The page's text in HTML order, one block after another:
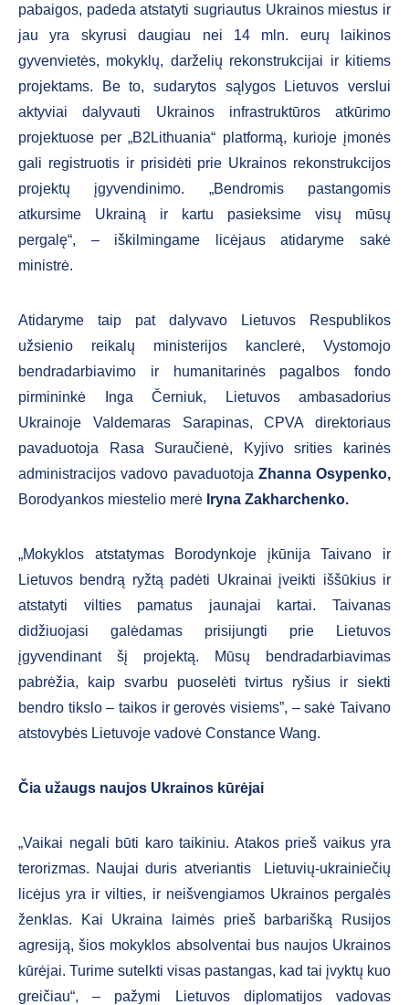
pabaigos, padeda atstatyti sugriautus Ukrainos miestus ir
jau yra skyrusi daugiau nei 14 mln. eurų laikinos
gyvenvietės, mokyklų, darželių rekonstrukcijai ir kitiems
projektams. Be to, sudarytos sąlygos Lietuvos verslui
aktyviai dalyvauti Ukrainos infrastruktūros atkūrimo
projektuose per „B2Lithuania“ platformą, kurioje įmonės
gali registruotis ir prisidėti prie Ukrainos rekonstrukcijos
projektų įgyvendinimo. „Bendromis pastangomis
atkursime Ukrainą ir kartu pasieksime visų mūsų
pergalę“, – iškilmingame licėjaus atidaryme sakė
ministrė.
Atidaryme taip pat dalyvavo Lietuvos Respublikos
užsienio reikalų ministerijos kanclerė, Vystomojo
bendradarbiavimo ir humanitarinės pagalbos fondo
pirmininkė Inga Černiuk, Lietuvos ambasadorius
Ukrainoje Valdemaras Sarapinas, CPVA direktoriaus
pavaduotoja Rasa Suraučienė, Kyjivo srities karinės
administracijos vadovo pavaduotoja Zhanna Osypenko,
Borodyankos miestelio merė Iryna Zakharchenko.
„Mokyklos atstatymas Borodynkoje įkūnija Taivano ir
Lietuvos bendrą ryžtą padėti Ukrainai įveikti iššūkius ir
atstatyti vilties pamatus jaunajai kartai. Taivanas
didžiuojasi galėdamas prisijungti prie Lietuvos
įgyvendinant šį projektą. Mūsų bendradarbiavimas
pabrėžia, kaip svarbu puoselėti tvirtus ryšius ir siekti
bendro tikslo – taikos ir gerovės visiems”, – sakė Taivano
atstovybės Lietuvoje vadovė Constance Wang.
Čia užaugs naujos Ukrainos kūrėjai
„Vaikai negali būti karo taikiniu. Atakos prieš vaikus yra
terorizmas. Naujai duris atveriantis Lietuvių-ukrainiečių
licėjus yra ir vilties, ir neišvengiamos Ukrainos pergalės
ženklas. Kai Ukraina laimės prieš barbarišką Rusijos
agresiją, šios mokyklos absolventai bus naujos Ukrainos
kūrėjai. Turime sutelkti visas pastangas, kad tai įvyktų kuo
greičiau“, – pažymi Lietuvos diplomatijos vadovas